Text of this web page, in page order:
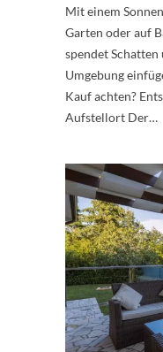
Mit einem
Garten oder auf
spendet
Umgebung
Kauf achten?
Aufstellort Der…